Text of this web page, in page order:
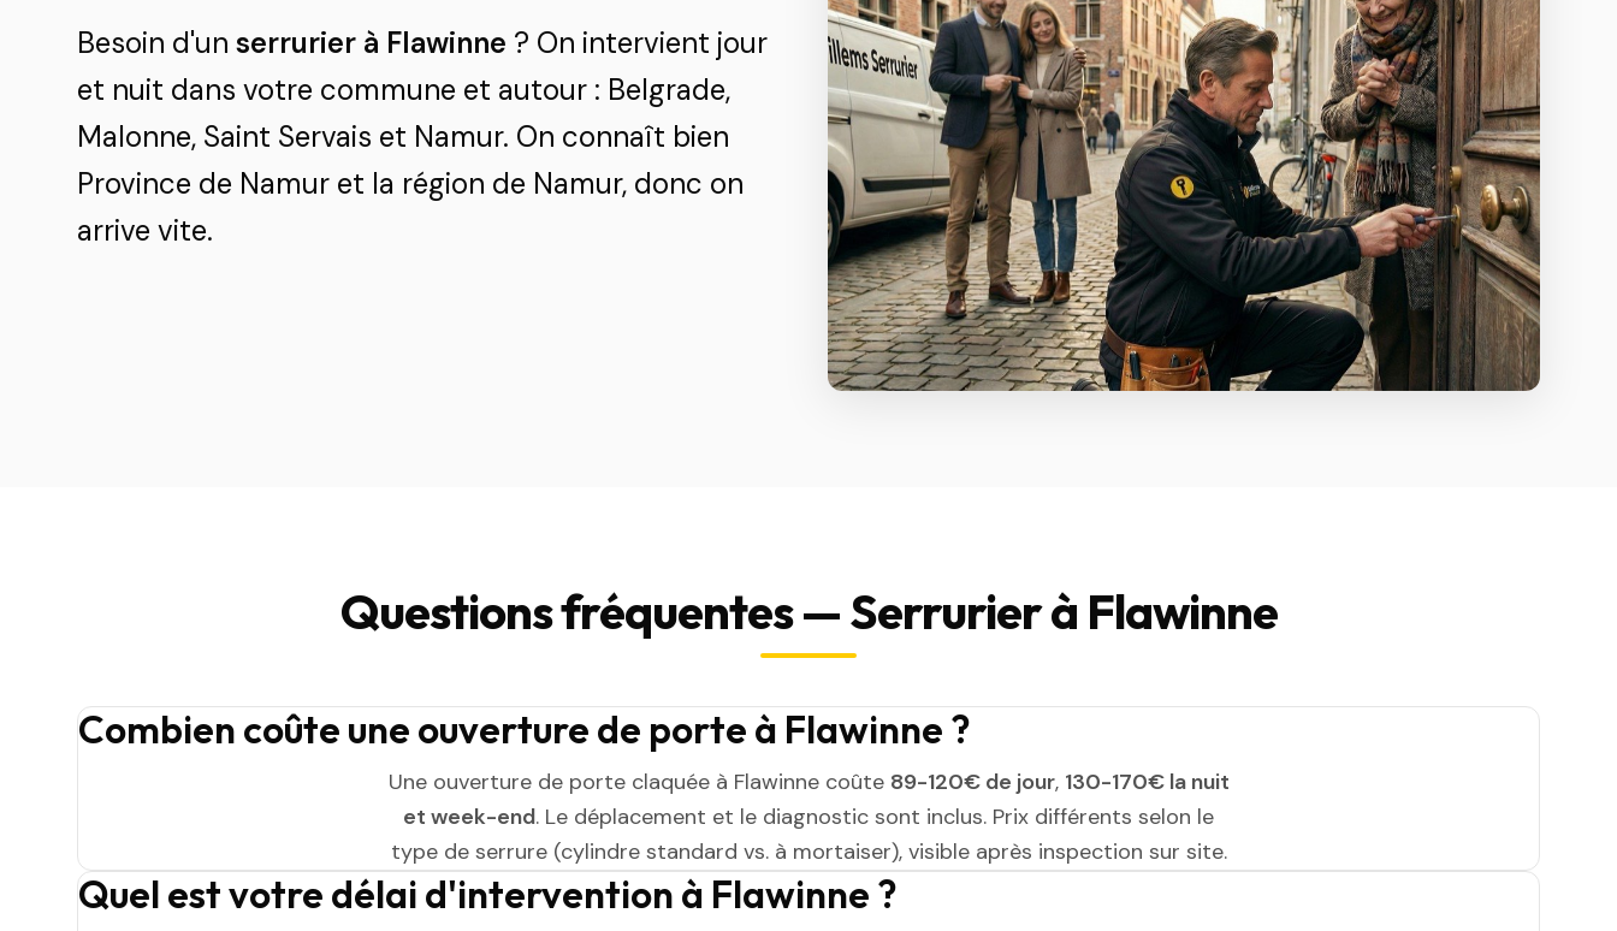
Besoin d'un serrurier à Flawinne ? On intervient jour
et nuit dans votre commune et autour : Belgrade,
Malonne, Saint Servais et Namur. On connaît bien
Province de Namur et la région de Namur, donc on
arrive vite.
Questions fréquentes — Serrurier à Flawinne
Combien coûte une ouverture de porte à Flawinne ?
Une ouverture de porte claquée à Flawinne coûte 89-120€ de jour, 130-170€ la nuit
et week-end. Le déplacement et le diagnostic sont inclus. Prix différents selon le
type de serrure (cylindre standard vs. à mortaiser), visible après inspection sur site.
Quel est votre délai d'intervention à Flawinne ?